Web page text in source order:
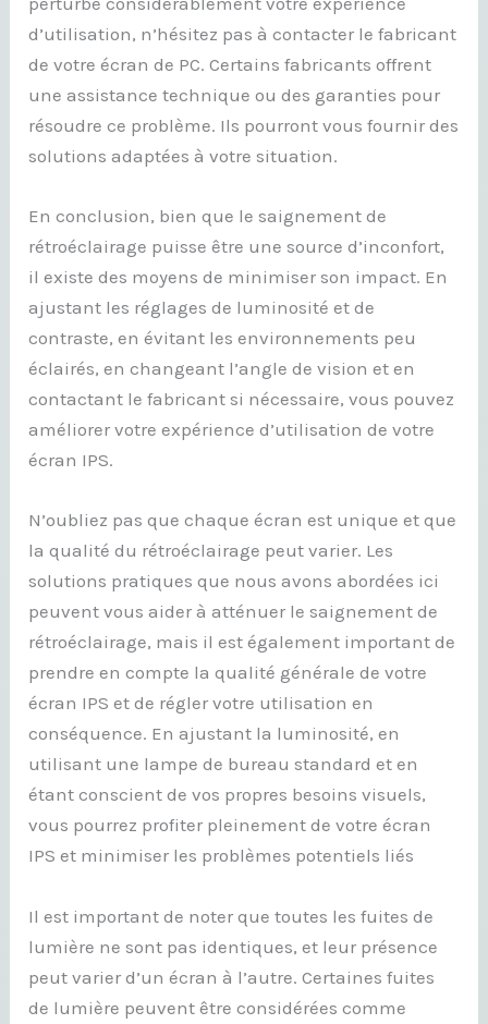
d’utilisation, n’hésitez pas à contacter le fabricant
de votre écran de PC. Certains fabricants offrent
une assistance technique ou des garanties pour
résoudre ce problème. Ils pourront vous fournir des
solutions adaptées à votre situation.
En conclusion, bien que le saignement de
rétroéclairage puisse être une source d’inconfort,
il existe des moyens de minimiser son impact. En
ajustant les réglages de luminosité et de
contraste, en évitant les environnements peu
éclairés, en changeant l’angle de vision et en
contactant le fabricant si nécessaire, vous pouvez
améliorer votre expérience d’utilisation de votre
écran IPS.
N’oubliez pas que chaque écran est unique et que
la qualité du rétroéclairage peut varier. Les
solutions pratiques que nous avons abordées ici
peuvent vous aider à atténuer le saignement de
rétroéclairage, mais il est également important de
prendre en compte la qualité générale de votre
écran IPS et de régler votre utilisation en
conséquence. En ajustant la luminosité, en
utilisant une lampe de bureau standard et en
étant conscient de vos propres besoins visuels,
vous pourrez profiter pleinement de votre écran
IPS et minimiser les problèmes potentiels liés
Il est important de noter que toutes les fuites de
lumière ne sont pas identiques, et leur présence
peut varier d’un écran à l’autre. Certaines fuites
de lumière peuvent être considérées comme